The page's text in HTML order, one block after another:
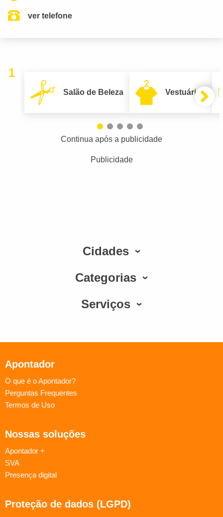
ver telefone
1
Salão de Beleza Vestuário
Continua após a publicidade
Publicidade
Cidades
Categorias
Serviços
Apontador
O que é o Apontador?
Perguntas Frequentes
Termos de Uso
Nossas soluções
Apontador +
SVA
Presença digital
Proteção de dados (LGPD)